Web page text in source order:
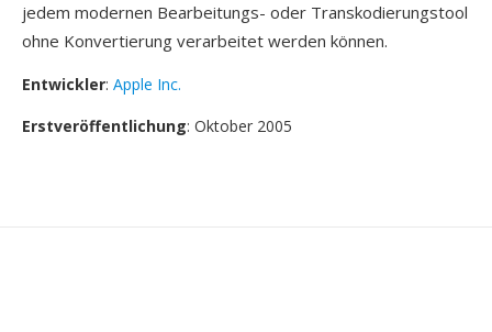
jedem modernen Bearbeitungs- oder Transkodierungstool
ohne Konvertierung verarbeitet werden können.
Entwickler: Apple Inc.
Erstveröffentlichung: Oktober 2005